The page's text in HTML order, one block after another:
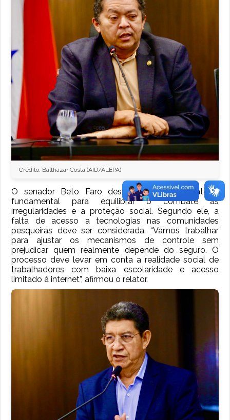
Crédito: Balthazar Costa (AID/ALEPA)
O senador Beto Faro destacou que o debate é
fundamental para equilibrar o combate às
irregularidades e a proteção social. Segundo ele, a
falta de acesso a tecnologias nas comunidades
pesqueiras deve ser considerada. “Vamos trabalhar
para ajustar os mecanismos de controle sem
prejudicar quem realmente depende do seguro. O
processo deve levar em conta a realidade social de
trabalhadores com baixa escolaridade e acesso
limitado à internet”, afirmou o relator.